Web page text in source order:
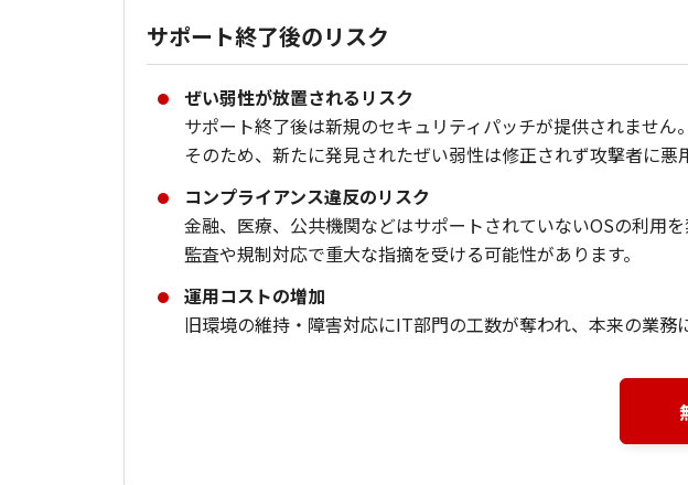
サポート終了後のリスク
ぜい弱性が放置されるリスク
サポート終了後は新規のセキュリティパッチが提供されません。
そのため、新たに発見されたぜい弱性は修正されず攻撃者に悪
コンプライアンス違反のリスク
金融、医療、公共機関などはサポートされていないOSの利用を
監査や規制対応で重大な指摘を受ける可能性があります。
運用コストの増加
旧環境の維持・障害対応にIT部門の工数が奪われ、本来の業務